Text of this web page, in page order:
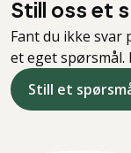
Still oss et
Fant du ikke svar
et eget spørsmål.
Still et